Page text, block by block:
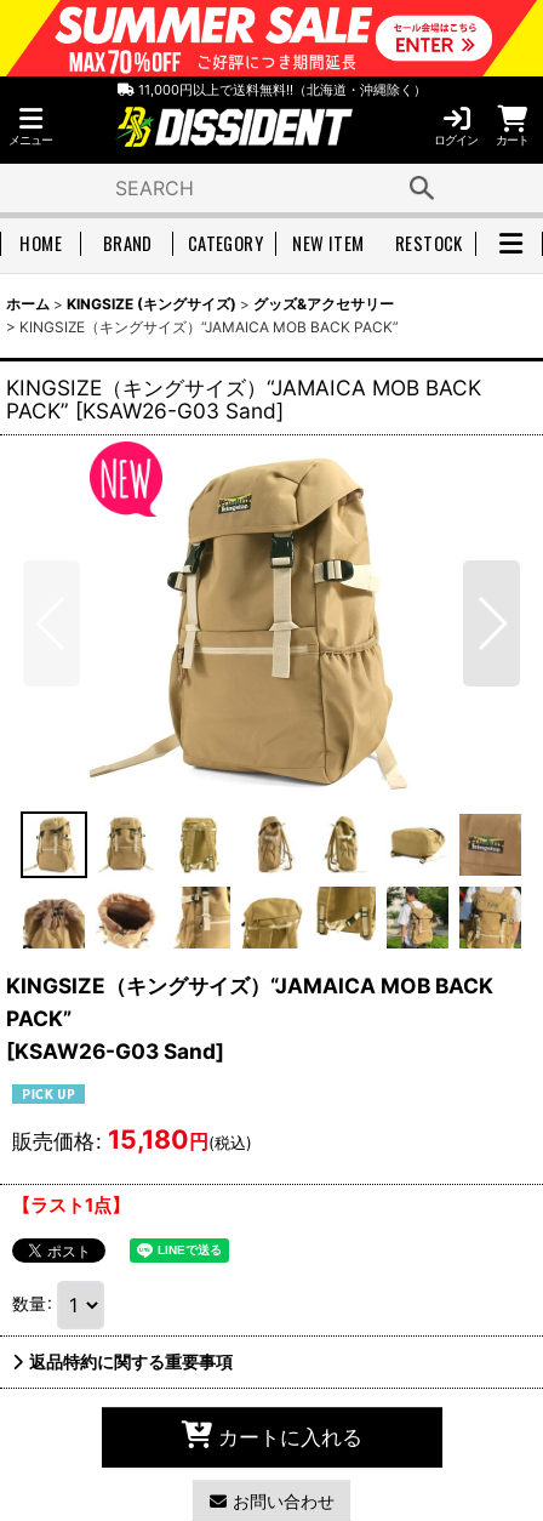
11,000円以上で送料無料!!（北海道・沖縄除く）
メニュー ログイン カート
HOME BRAND CATEGORY NEW ITEM RESTOCK
ホーム > KINGSIZE (キングサイズ) > グッズ&アクセサリー
> KINGSIZE（キングサイズ）“JAMAICA MOB BACK PACK”
KINGSIZE（キングサイズ）“JAMAICA MOB BACK
PACK” [KSAW26-G03 Sand]
KINGSIZE（キングサイズ）“JAMAICA MOB BACK
PACK”
[KSAW26-G03 Sand]
販売価格: 15,180円(税込)
【ラスト1点】
数量:
返品特約に関する重要事項
カートに入れる
お問い合わせ